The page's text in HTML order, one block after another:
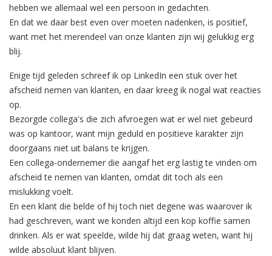
hebben we allemaal wel een persoon in gedachten.
En dat we daar best even over moeten nadenken, is positief,
want met het merendeel van onze klanten zijn wij gelukkig erg
blij.
Enige tijd geleden schreef ik op LinkedIn een stuk over het
afscheid nemen van klanten, en daar kreeg ik nogal wat reacties
op.
Bezorgde collega's die zich afvroegen wat er wel niet gebeurd
was op kantoor, want mijn geduld en positieve karakter zijn
doorgaans niet uit balans te krijgen.
Een collega-ondernemer die aangaf het erg lastig te vinden om
afscheid te nemen van klanten, omdat dit toch als een
mislukking voelt.
En een klant die belde of hij toch niet degene was waarover ik
had geschreven, want we konden altijd een kop koffie samen
drinken. Als er wat speelde, wilde hij dat graag weten, want hij
wilde absoluut klant blijven.